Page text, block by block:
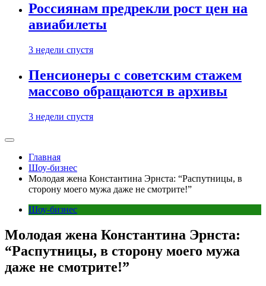
Россиянам предрекли рост цен на
авиабилеты
3 недели спустя
Пенсионеры с советским стажем
массово обращаются в архивы
3 недели спустя
Главная
Шоу-бизнес
Молодая жена Константина Эрнста: “Распутницы, в
сторону моего мужа даже не смотрите!”
Шоу-бизнес
Молодая жена Константина Эрнста:
“Распутницы, в сторону моего мужа
даже не смотрите!”